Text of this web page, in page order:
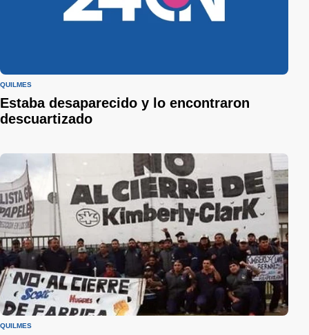
QUILMES
Estaba desaparecido y lo encontraron
descuartizado
QUILMES